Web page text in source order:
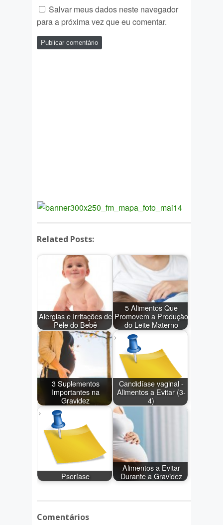
Salvar meus dados neste navegador
para a próxima vez que eu comentar.
Related Posts:
Alergias e Irritações de
Pele do Bebê
5 Alimentos Que
Promovem a Produção
do Leite Materno
3 Suplementos
Importantes na
Gravidez
Candidíase vaginal -
Alimentos a Evitar (3-
4)
Psoríase
Alimentos a Evitar
Durante a Gravidez
Comentários